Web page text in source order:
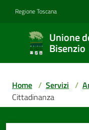
Regione Toscana
Unione
Bisenzio
Unione
dei
Comuni
Val di
Bisenzio
Home / Servizi /
Cittadinanza